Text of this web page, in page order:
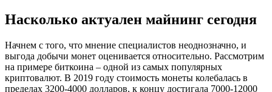
Насколько актуален майнинг сегодня
Начнем с того, что мнение специалистов неоднозначно, и
выгода добычи монет оценивается относительно. Рассмотрим
на примере биткоина – одной из самых популярных
криптовалют. В 2019 году стоимость монеты колебалась в
пределах 3200-4000 долларов, к концу достигала 7000-12000